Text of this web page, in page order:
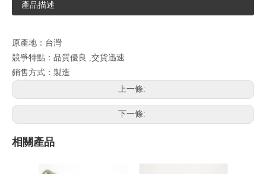
產品描述
原產地：台灣
競爭特點：品質優良 ,交貨迅速
銷售方式：製造
上一條:
下一條:
相關產品